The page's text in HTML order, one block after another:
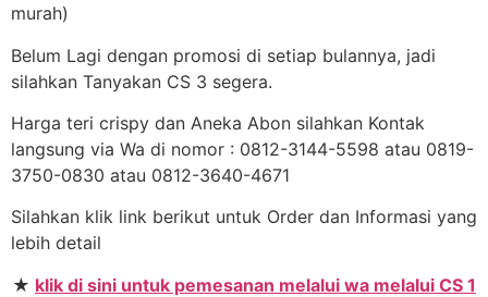
murah)
Belum Lagi dengan promosi di setiap bulannya, jadi
silahkan Tanyakan CS 3 segera.
Harga teri crispy dan Aneka Abon silahkan Kontak
langsung via Wa di nomor : 0812-3144-5598 atau 0819-
3750-0830 atau 0812-3640-4671
Silahkan klik link berikut untuk Order dan Informasi yang
lebih detail
★ klik di sini untuk pemesanan melalui wa melalui CS 1